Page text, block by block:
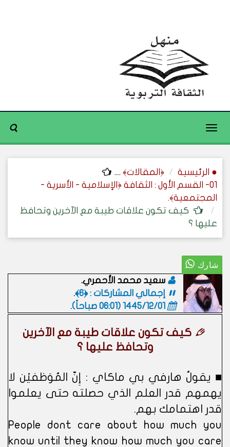
Toggle
● الرئيسية ﴿المقالات﴾ ....
01- القسم الأول : الثقافة ﴿الإسلامية - الأسرية -
المجتمعية﴾.
كيف تكون علاقات طيبة مع الآخرين وتحافظ
عليها ؟
سعيد محمد الأحمري.
إجمالي المشاركات : ﴿6﴾.
1445/12/01 (06:01 صباحاً)
.
كيف تكون علاقات طيبة مع الآخرين
وتحافظ عليها ؟
■ يقولُ هارفي بي ماكاي : إِنّ المُوَظفيْن لا
يهمهم قدر العلم الذي حصلته حتى يعلموا
قدر اهتمامك بهم.
People dont care about how much you
know until they know how much you care